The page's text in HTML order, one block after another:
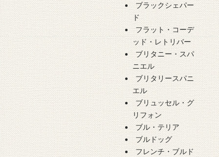
ブラックシェパー
ド
フラット・コーデ
ッド・レトリバー
ブリタニー・スパ
ニエル
ブリタリースパニ
エル
ブリュッセル・グ
リフォン
ブル・テリア
ブルドッグ
フレンチ・ブルド